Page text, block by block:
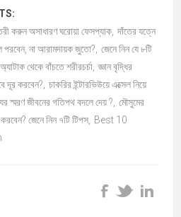
করুন অসাধারণ ঘরোয়া ফেসপ্যাক দাঁতের যত্নে
পরবেন, না আরামদায়ক জুতো? জেনে নিন যে ৮টি
অ্যাটাক থেকে বাঁচতে শরীরচর্চা জ্ঞান বৃদ্ধির
দূর করবেন? চাকরির ইন্টারভিউয়ে এক্সেল নিয়ে
স্মরণ জীবনের গতিপথ বদলে দেয় ? মৌসুমের
জেনে নিন ৭টি টিপস
Best 10